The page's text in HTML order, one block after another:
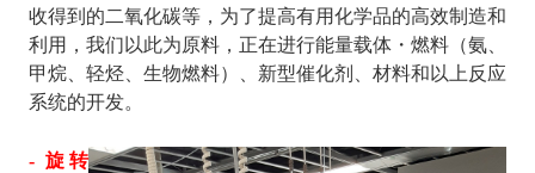
收得到的二氧化碳等，为了提高有用化学品的高效制造和
利用，我们以此为原料，正在进行能量载体・燃料（氨、
甲烷、轻烃、 生物燃料）、新型催化剂、材料和以上反应
系统的开发。
- 旋转